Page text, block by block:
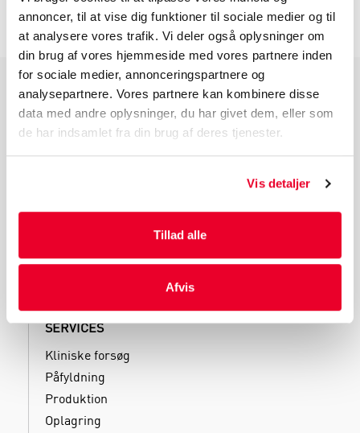
annoncer, til at vise dig funktioner til sociale medier og til
at analysere vores trafik. Vi deler også oplysninger om
din brug af vores hjemmeside med vores partnere inden
for sociale medier, annonceringspartnere og
analysepartnere. Vores partnere kan kombinere disse
data med andre oplysninger, du har givet dem, eller som
de har indsamlet fra din brug af deres tjenester.
Vis detaljer
Tillad alle
Afvis
PRODUKTGRUPPER
Industri Emballage
Reklame Emballage
SERVICES
Kliniske forsøg
Påfyldning
Produktion
Oplagring